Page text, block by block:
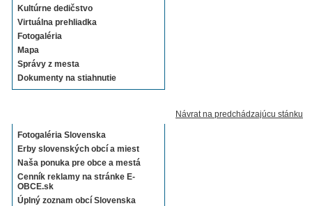
Kultúrne dedičstvo
Virtuálna prehliadka
Fotogaléria
Mapa
Správy z mesta
Dokumenty na stiahnutie
Fotogaléria Slovenska
Erby slovenských obcí a miest
Naša ponuka pre obce a mestá
Cenník reklamy na stránke E-
OBCE.sk
Úplný zoznam obcí Slovenska
Návrat na predchádzajúcu stánku